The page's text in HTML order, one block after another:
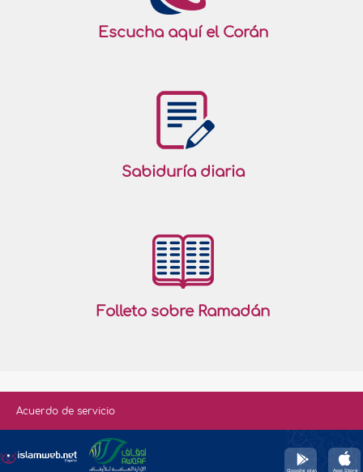
Escucha aquí el Corán
Sabiduría diaria
Folleto sobre Ramadán
Acuerdo de servicio